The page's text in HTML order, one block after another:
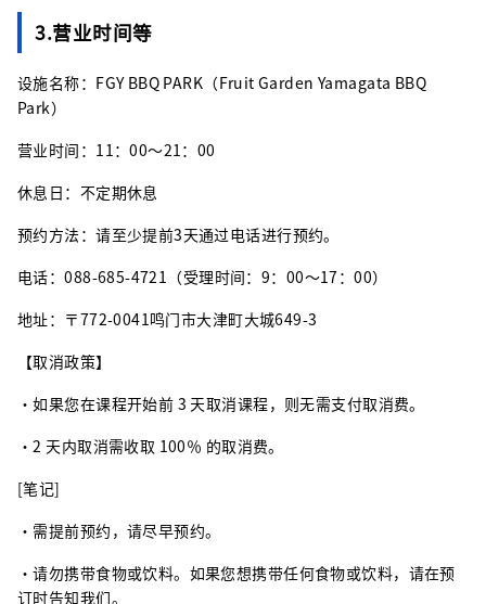
3.营业时间等
设施名称：FGY BBQ PARK（Fruit Garden Yamagata BBQ
Park）
营业时间：11：00～21：00
休息日：不定期休息
预约方法：请至少提前3天通过电话进行预约。
电话：088-685-4721（受理时间：9：00～17：00）
地址：〒772-0041鸣门市大津町大城649-3
【取消政策】
・如果您在课程开始前 3 天取消课程，则无需支付取消费。
・2 天内取消需收取 100％ 的取消费。
[笔记]
・需提前预约，请尽早预约。
・请勿携带食物或饮料。如果您想携带任何食物或饮料，请在预
订时告知我们。